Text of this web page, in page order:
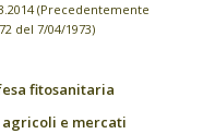
(Precedentemente
del 7/04/1973)
fitosanitaria
agricoli e mercati